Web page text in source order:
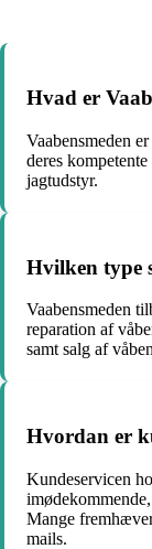
Hvad er
Vaabensmeden
deres
jagtudstyr.
Hvilken type
Vaabensmeden
reparation af
samt salg af
Hvordan er
Kundeservicen
Mange
mails.